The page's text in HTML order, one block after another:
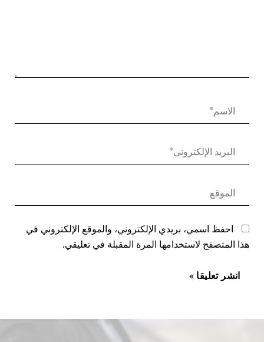
احفظ اسمي، بريدي الإلكتروني، والموقع الإلكتروني في
هذا المتصفح لاستخدامها المرة المقبلة في تعليقي.